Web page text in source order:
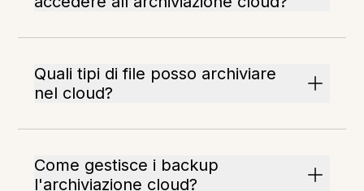
Quali tipi di file posso archiviare
nel cloud?
Come gestisce i backup
l'archiviazione cloud?